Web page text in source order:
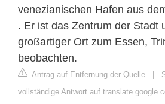
venezianischen Hafen aus
. Er ist das Zentrum der Stadt
großartiger Ort zum Essen,
beobachten.
Antrag auf Entfernung der Quelle |
vollständige Antwort auf